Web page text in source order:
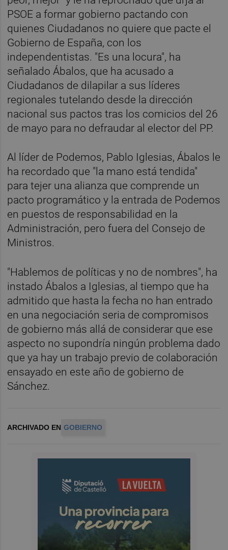
PSOE a formar gobierno pactando con
quienes Ciudadanos no quiere que pacte el
Gobierno de España, con los
independentistas. "Es una locura", ha
señalado Ábalos, que ha acusado a
Ciudadanos de dilapilar a sus líderes
regionales tutelando desde la dirección
nacional sus pactos tras los comicios del 26
de mayo para no defraudar al elector del PP.
Al líder de Podemos, Pablo Iglesias, Ábalos le
ha recordado que "la mano está tendida"
para tejer una alianza que comprende un
pacto programático y la entrada de Podemos
en puestos de responsabilidad en la
Administración, pero fuera del Consejo de
Ministros.
"Hablemos de políticas y no de nombres", ha
instado Ábalos a Iglesias, al tiempo que ha
admitido que hasta la fecha no han entrado
en una negociación seria de compromisos
de gobierno más allá de considerar que ese
aspecto no supondría ningún problema dado
que ya hay un trabajo previo de colaboración
ensayado en este año de gobierno de
Sánchez.
ARCHIVADO EN GOBIERNO